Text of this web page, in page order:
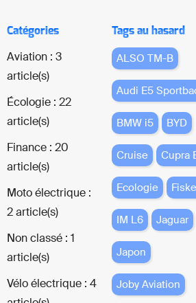
Catégories
Aviation : 3
article(s)
Écologie : 22
article(s)
Finance : 20
article(s)
Moto électrique :
2 article(s)
Non classé : 1
article(s)
Vélo électrique : 4
Tags au hasard
ALSO TM-B
Audi E5
BMW i5 BYD
Cruise Cupra
Ecologie
IM L6 Jaguar
Japon
Joby Aviation